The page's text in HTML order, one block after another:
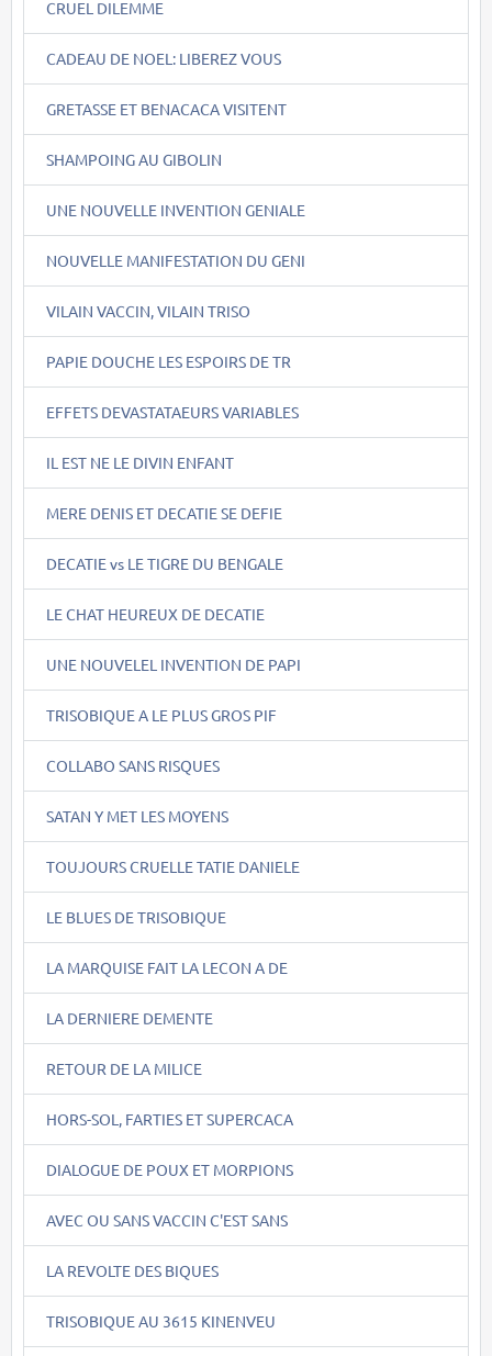
CRUEL DILEMME
CADEAU DE NOEL: LIBEREZ VOUS
GRETASSE ET BENACACA VISITENT
SHAMPOING AU GIBOLIN
UNE NOUVELLE INVENTION GENIALE
NOUVELLE MANIFESTATION DU GENI
VILAIN VACCIN, VILAIN TRISO
PAPIE DOUCHE LES ESPOIRS DE TR
EFFETS DEVASTATAEURS VARIABLES
IL EST NE LE DIVIN ENFANT
MERE DENIS ET DECATIE SE DEFIE
DECATIE vs LE TIGRE DU BENGALE
LE CHAT HEUREUX DE DECATIE
UNE NOUVELEL INVENTION DE PAPI
TRISOBIQUE A LE PLUS GROS PIF
COLLABO SANS RISQUES
SATAN Y MET LES MOYENS
TOUJOURS CRUELLE TATIE DANIELE
LE BLUES DE TRISOBIQUE
LA MARQUISE FAIT LA LECON A DE
LA DERNIERE DEMENTE
RETOUR DE LA MILICE
HORS-SOL, FARTIES ET SUPERCACA
DIALOGUE DE POUX ET MORPIONS
AVEC OU SANS VACCIN C'EST SANS
LA REVOLTE DES BIQUES
TRISOBIQUE AU 3615 KINENVEU